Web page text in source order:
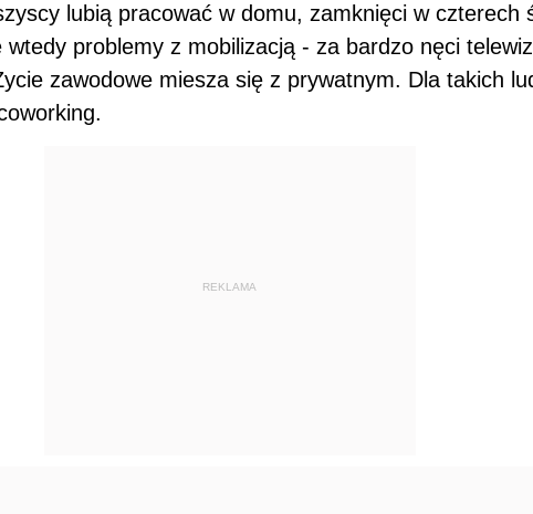
lubią pracować w domu, zamknięci w czterech
wtedy problemy z mobilizacją - za bardzo nęci
zawodowe miesza się z prywatnym. Dla takich
REKLAMA